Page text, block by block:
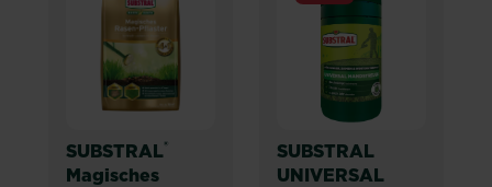
SUBSTRAL®
Magisches
SUBSTRAL
UNIVERSAL